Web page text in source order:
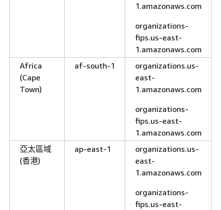
1.amazonaws.com
organizations-
fips.us-east-
1.amazonaws.com
Africa
(Cape
Town)
af-south-1
organizations.us-
east-
1.amazonaws.com
organizations-
fips.us-east-
1.amazonaws.com
亞太區域
(香港)
ap-east-1
organizations.us-
east-
1.amazonaws.com
organizations-
fips.us-east-